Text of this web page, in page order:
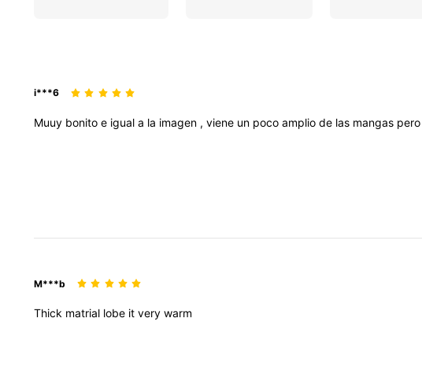
i***6
Muuy bonito e igual a la imagen , viene un poco amplio de las mangas pero
M***b
Thick matrial lobe it very warm